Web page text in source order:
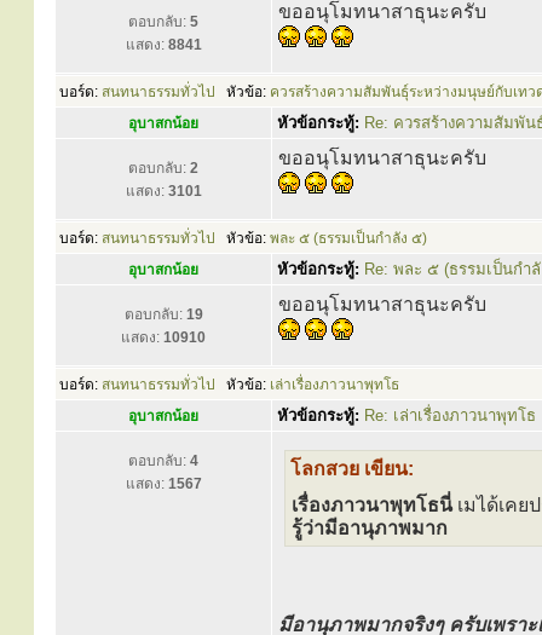
ตอบกลับ: 5
แสดง: 8841
ขออนุโมทนาสาธุนะครับ
บอร์ด: สนทนาธรรมทั่วไป หัวข้อ: ควรสร้างความสัมพันธ์ุระหว่างมนุษย์กับเทว
อุบาสกน้อย
หัวข้อกระทู้: Re: ควรสร้างความสัมพั
ตอบกลับ: 2
แสดง: 3101
ขออนุโมทนาสาธุนะครับ
บอร์ด: สนทนาธรรมทั่วไป หัวข้อ: พละ ๕ (ธรรมเป็นกำลัง ๕)
อุบาสกน้อย
หัวข้อกระทู้: Re: พละ ๕ (ธรรมเป็นกำ
ตอบกลับ: 19
แสดง: 10910
ขออนุโมทนาสาธุนะครับ
บอร์ด: สนทนาธรรมทั่วไป หัวข้อ: เล่าเรื่องภาวนาพุทโธ
อุบาสกน้อย
หัวข้อกระทู้: Re: เล่าเรื่องภาวนาพุทโธ
ตอบกลับ: 4
แสดง: 1567
โลกสวย เขียน:
เรื่องภาวนาพุทโธนี่เมได้เคย
รู้ว่ามีอานุภาพมาก
มีอานุภาพมากจริงๆ ครับเพรา